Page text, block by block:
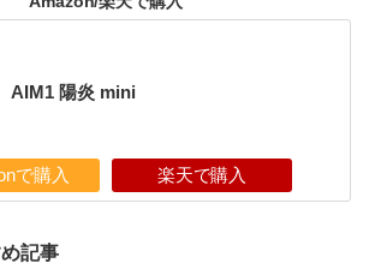
AIM1 陽炎 mini
で購入 楽天で購入
記事